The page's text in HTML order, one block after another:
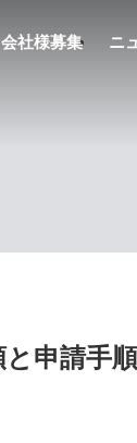
社様募集 ニ
申請手